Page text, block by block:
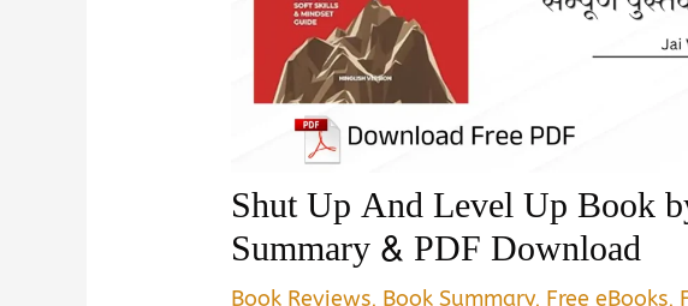
Shut Up And Level Up Book
Summary & PDF Download
Book Reviews, Book Summary, Free eBooks,